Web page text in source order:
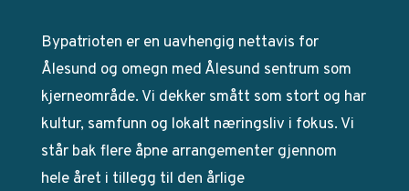
Bypatrioten er en uavhengig nettavis for
Ålesund og omegn med Ålesund sentrum som
kjerneområde. Vi dekker smått som stort og har
kultur, samfunn og lokalt næringsliv i fokus. Vi
står bak flere åpne arrangementer gjennom
hele året i tillegg til den årlige